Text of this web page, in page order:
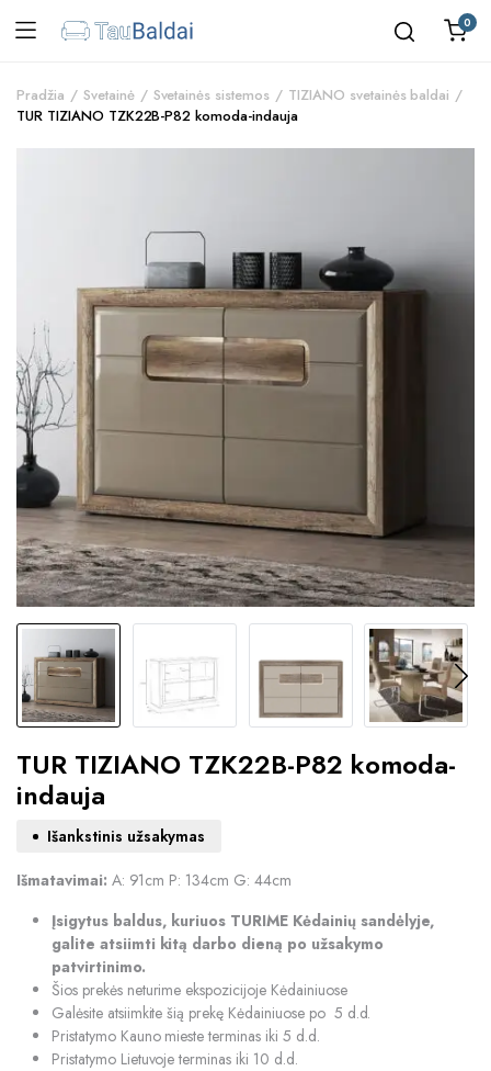
0
Pradžia Svetainė Svetainės sistemos
TIZIANO svetainės baldai
TUR TIZIANO TZK22B-P82 komoda-indauja
TUR TIZIANO TZK22B-P82 komoda-
indauja
Išankstinis užsakymas
Išmatavimai: A: 91cm P: 134cm G: 44cm
Įsigytus baldus, kuriuos TURIME Kėdainių sandėlyje,
galite atsiimti kitą darbo dieną po užsakymo
patvirtinimo.
Šios prekės neturime ekspozicijoje Kėdainiuose
Galėsite atsiimkite šią prekę Kėdainiuose po 5 d.d.
Pristatymo Kauno mieste terminas iki 5 d.d.
Pristatymo Lietuvoje terminas iki 10 d.d.